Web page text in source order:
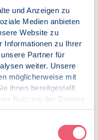
und Anzeigen zu
Medien anbieten
Website zu
Informationen zu Ihrer
Partner für
weiter. Unsere
möglicherweise mit
ihnen bereitgestellt
Nutzung der Dienste
Es bedeutet eine
Master-Abschluss,
der bisherigen
Arbeit in dem
voraus.
und Patienten würde
wenn
die Weiterbildung zu